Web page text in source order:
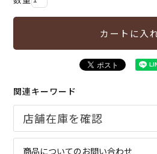
カートに入
関連キーワード
商品についてのお問い合わせ